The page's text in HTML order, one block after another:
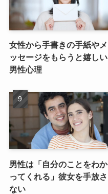
女性から手書きの手紙やメ
ッセージをもらうと嬉しい
男性心理
男性は「自分のことをわか
ってくれる」彼女を手放さ
ない